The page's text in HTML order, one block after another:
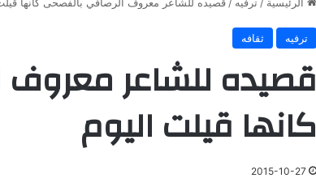
ترفيه ثقافه
قصيده للشاعر
كانها قيلت اليوم
2015-10-27